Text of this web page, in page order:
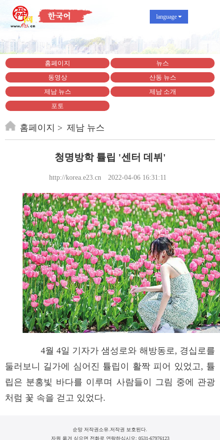
language
홈페이지
뉴스
동영상
산동 뉴스
제남 뉴스
제남 소개
포토
홈페이지 제남 뉴스
청명방학 튤립 '센터 데뷔'
http://korea.e23.cn 2022-04-06 16:31:11
4월 4일 기자가 샘성로와 해방동로, 경십로를
둘러보니 길가에 심어진 튤립이 활짝 피어 있었고, 튤
립은 분홍빛 바다를 이루며 사람들이 그림 중에 관광
처럼 꽃 속을 걷고 있었다.
순망 저작권소유.저작권 보호된다.
자원 옮겨 싣으면 전화로 연락하십시오: 0531-67976123